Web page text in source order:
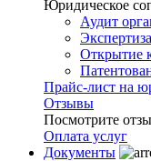
Юридическое
Аудит
Открытие
Прайс-лист на
Отзывы
Посмотрите
Оплата услуг
Документы